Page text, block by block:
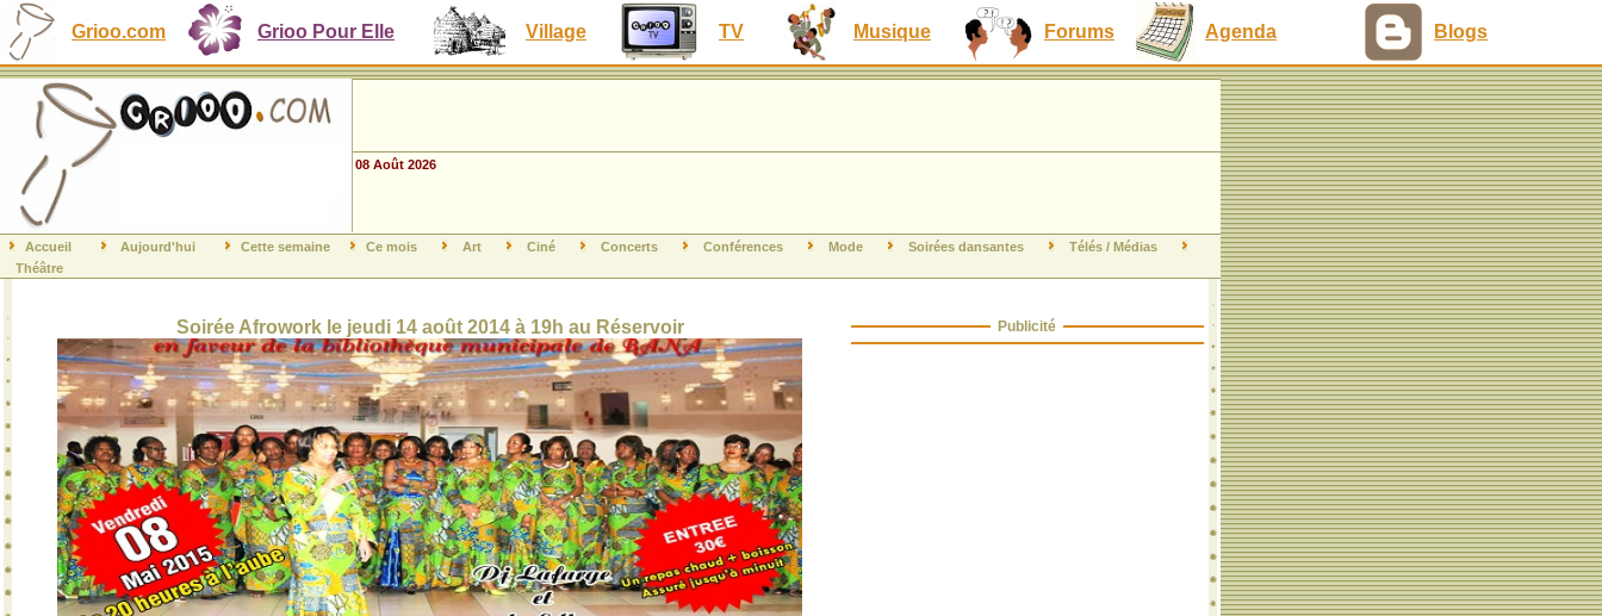
Grioo.com Grioo Pour Elle Village TV Musique Forums Agenda Blogs
08 Août 2026
Accueil Aujourd'hui Cette semaine Ce mois Art Ciné Concerts Conférences Mode Soirées dansantes
Télés / Médias
Théâtre
Soirée Afrowork le jeudi 14 août 2014 à 19h au Réservoir Publicité